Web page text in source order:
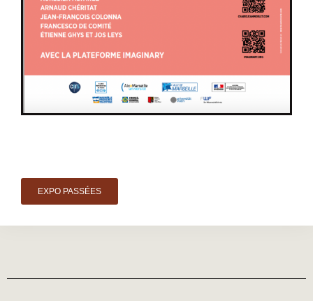
EXPO PASSÉES